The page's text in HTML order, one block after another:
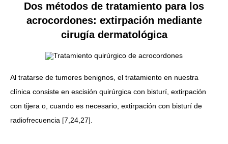
Dos métodos de tratamiento para los
acrocordones: extirpación mediante
cirugía dermatológica
Al tratarse de tumores benignos, el tratamiento en nuestra
clínica consiste en escisión quirúrgica con bisturí, extirpación
con tijera o, cuando es necesario, extirpación con bisturí de
radiofrecuencia [7,24,27].